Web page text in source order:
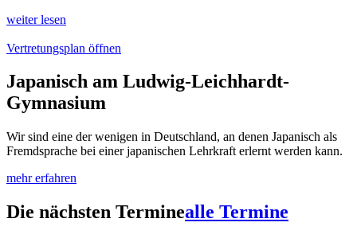
weiter lesen
Vertretungsplan öffnen
Japanisch am Ludwig-Leichhardt-
Gymnasium
Wir sind eine der wenigen in Deutschland, an denen Japanisch als
Fremdsprache bei einer japanischen Lehrkraft erlernt werden kann.
mehr erfahren
Die nächsten Terminealle Termine